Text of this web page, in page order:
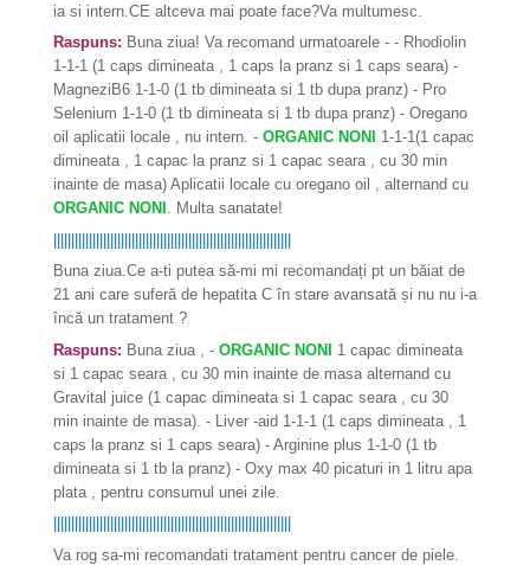
ia si intern.CE altceva mai poate face?Va multumesc.
Raspuns: Buna ziua! Va recomand urmatoarele - - Rhodiolin
1-1-1 (1 caps dimineata , 1 caps la pranz si 1 caps seara) -
MagneziB6 1-1-0 (1 tb dimineata si 1 tb dupa pranz) - Pro
Selenium 1-1-0 (1 tb dimineata si 1 tb dupa pranz) - Oregano
oil aplicatii locale , nu intern. - ORGANIC NONI
1-1-1(1 capac
dimineata , 1 capac la pranz si 1 capac seara , cu 30 min
inainte de masa) Aplicatii locale cu oregano oil , alternand cu
ORGANIC NONI . Multa sanatate!
|||||||||||||||||||||||||||||||||||||||||||||||||||||||||||||||||||
Buna ziua.Ce a-ti putea să-mi mi recomandați pt un băiat de
21 ani care suferă de hepatita C în stare avansată și nu nu i-a
încă un tratament ?
Raspuns: Buna ziua , - ORGANIC NONI 1 capac dimineata
si 1 capac seara , cu 30 min inainte de masa alternand cu
Gravital juice (1 capac dimineata si 1 capac seara , cu 30
min inainte de masa). - Liver -aid 1-1-1 (1 caps dimineata , 1
caps la pranz si 1 caps seara) - Arginine plus 1-1-0 (1 tb
dimineata si 1 tb la pranz) - Oxy max 40 picaturi in 1 litru apa
plata , pentru consumul unei zile.
Va rog sa-mi recomandati tratament pentru cancer de piele.